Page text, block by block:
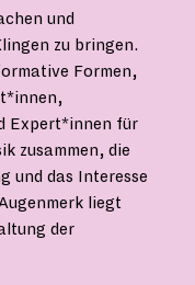
und
zu bringen.
Formen,
Expert*innen für
zusammen, die
und das Interesse
liegt
der